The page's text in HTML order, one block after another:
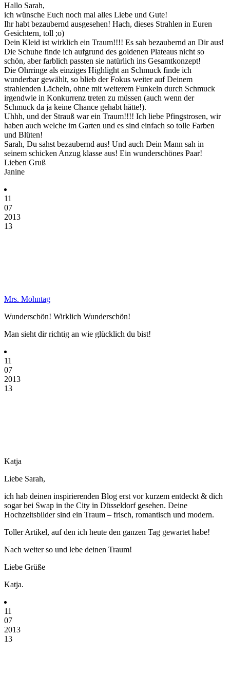
Hallo Sarah,
ich wünsche Euch noch mal alles Liebe und Gute!
Ihr habt bezaubernd ausgesehen! Hach, dieses Strahlen in Euren
Gesichtern, toll ;o)
Dein Kleid ist wirklich ein Traum!!!! Es sah bezaubernd an Dir aus!
Die Schuhe finde ich aufgrund des goldenen Plateaus nicht so
schön, aber farblich passten sie natürlich ins Gesamtkonzept!
Die Ohrringe als einziges Highlight an Schmuck finde ich
wunderbar gewählt, so blieb der Fokus weiter auf Deinem
strahlenden Lächeln, ohne mit weiterem Funkeln durch Schmuck
irgendwie in Konkurrenz treten zu müssen (auch wenn der
Schmuck da ja keine Chance gehabt hätte!).
Uhhh, und der Strauß war ein Traum!!!! Ich liebe Pfingstrosen, wir
haben auch welche im Garten und es sind einfach so tolle Farben
und Blüten!
Sarah, Du sahst bezaubernd aus! Und auch Dein Mann sah in
seinem schicken Anzug klasse aus! Ein wunderschönes Paar!
Lieben Gruß
Janine
11
07
2013
13
Mrs. Mohntag
Wunderschön! Wirklich Wunderschön!
Man sieht dir richtig an wie glücklich du bist!
11
07
2013
13
Katja
Liebe Sarah,
ich hab deinen inspirierenden Blog erst vor kurzem entdeckt & dich
sogar bei Swap in the City in Düsseldorf gesehen. Deine
Hochzeitsbilder sind ein Traum – frisch, romantisch und modern.
Toller Artikel, auf den ich heute den ganzen Tag gewartet habe!
Nach weiter so und lebe deinen Traum!
Liebe Grüße
Katja.
11
07
2013
13